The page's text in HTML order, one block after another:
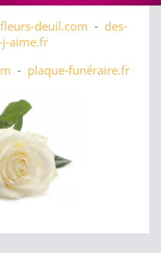
fleurs-deuil.com - des-
aime.fr
- plaque-funéraire.fr